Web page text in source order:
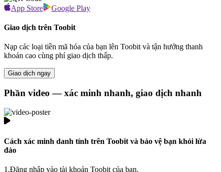
App Store Google Play
Giao dịch trên Toobit
Nạp các loại tiền mã hóa của bạn lên Toobit và tận hưởng thanh
khoản cao cùng phí giao dịch thấp.
Giao dịch ngay
Phần video — xác minh nhanh, giao dịch nhanh
Cách xác minh danh tính trên Toobit và bảo vệ bạn khỏi lừa
đảo
1.Đăng nhập vào tài khoản Toobit của bạn.